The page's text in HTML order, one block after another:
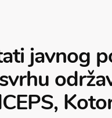
javnog